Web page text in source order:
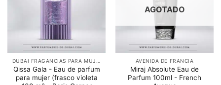
Qissa Gala - Eau de parfum
para mujer (frasco violeta
AGOTADO
AVENIDA DE FRANCIA
Miraj Absolute Eau de
Parfum 100ml - French